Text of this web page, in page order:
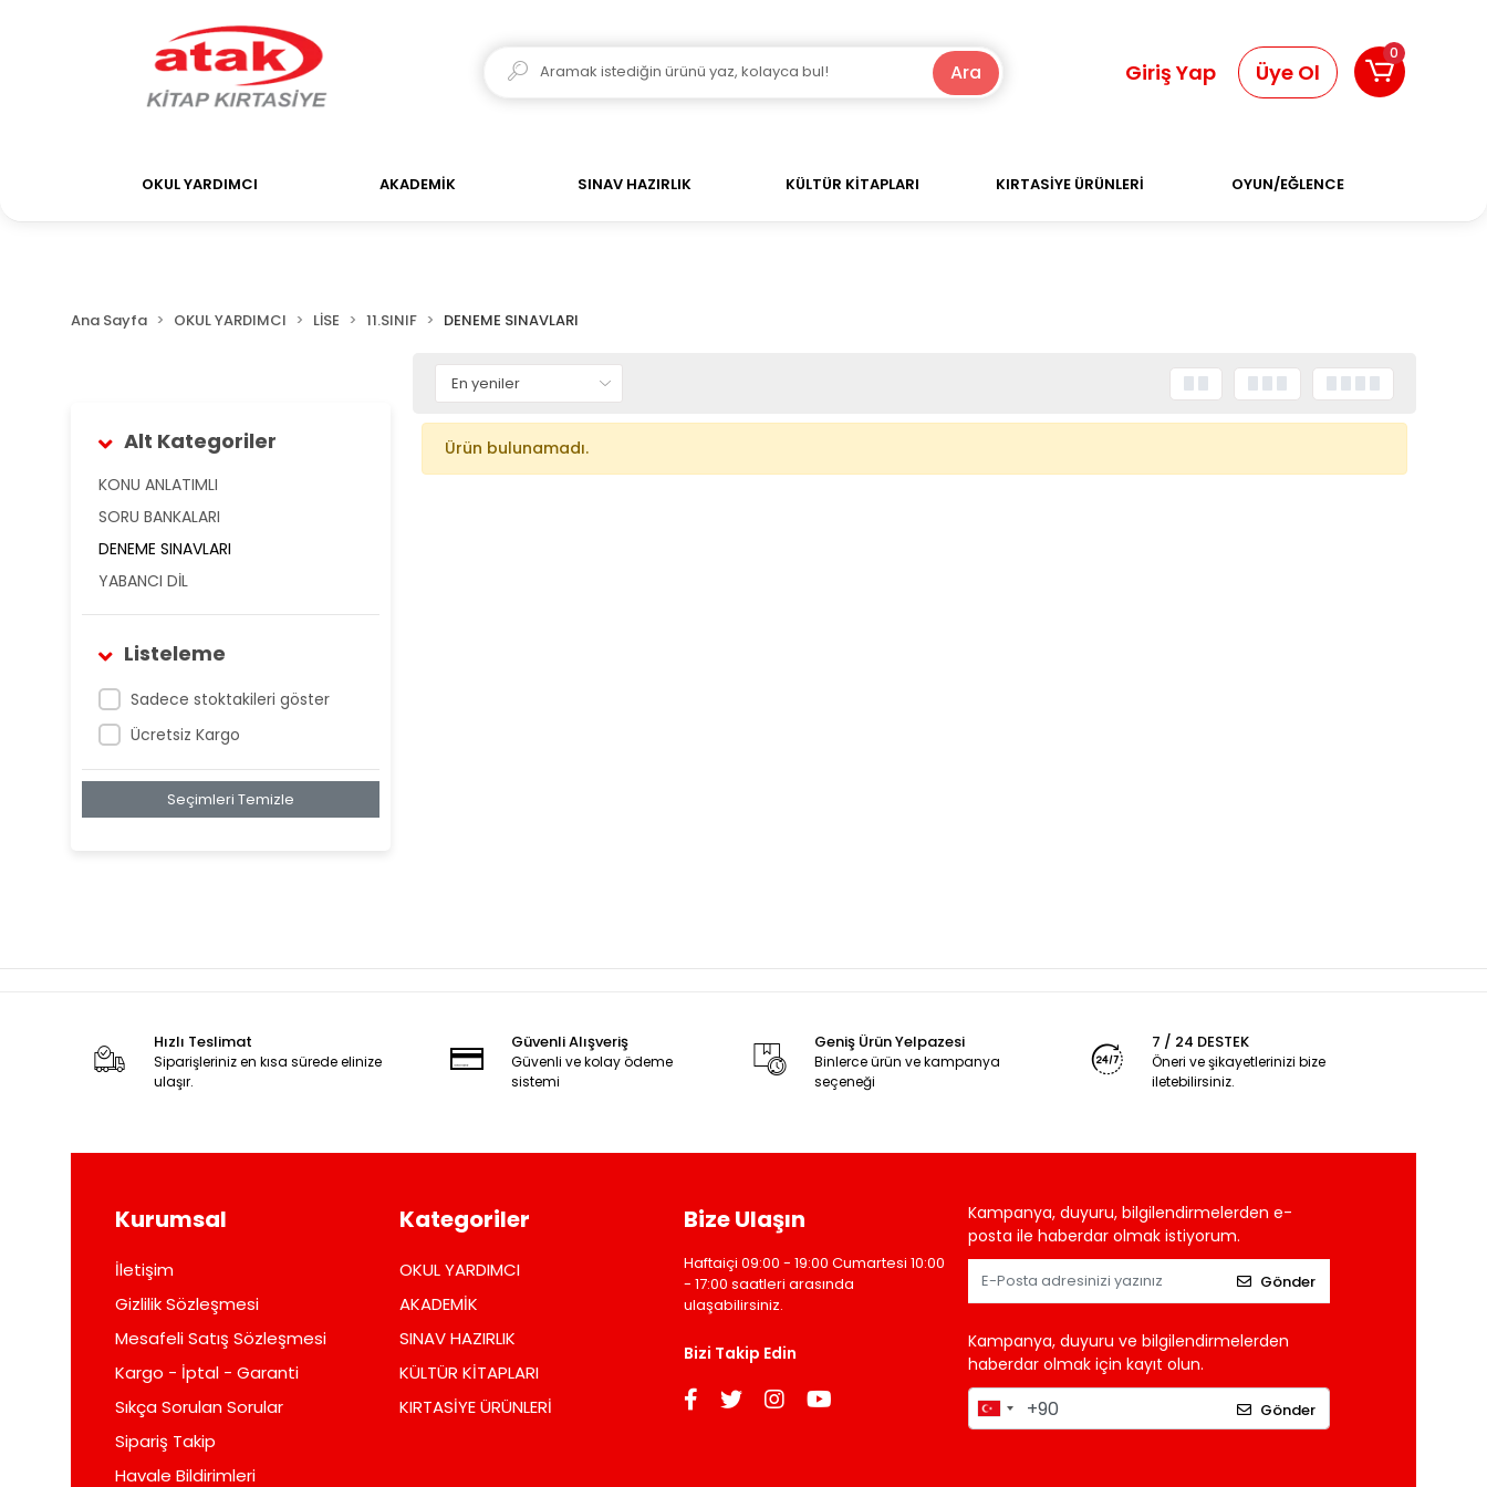
Ara Giriş Yap Üye Ol
0
OKUL YARDIMCI AKADEMİK SINAV HAZIRLIK KÜLTÜR KİTAPLARI KIRTASİYE ÜRÜNLERİ OYUN/EĞLENCE
Ana Sayfa OKUL YARDIMCI LİSE 11.SINIF DENEME SINAVLARI
Alt Kategoriler
KONU ANLATIMLI
SORU BANKALARI
DENEME SINAVLARI
YABANCI DİL
Listeleme
Sadece stoktakileri göster
Ücretsiz Kargo
Seçimleri Temizle
Ürün bulunamadı.
Hızlı Teslimat
Siparişleriniz en kısa sürede elinize
ulaşır.
Güvenli Alışveriş
Güvenli ve kolay ödeme
sistemi
Geniş Ürün Yelpazesi
Binlerce ürün ve kampanya
seçeneği
7 / 24 DESTEK
Öneri ve şikayetlerinizi bize
iletebilirsiniz.
Kurumsal
İletişim
Gizlilik Sözleşmesi
Mesafeli Satış Sözleşmesi
Kargo - İptal - Garanti
Sıkça Sorulan Sorular
Sipariş Takip
Havale Bildirimleri
Kategoriler
OKUL YARDIMCI
AKADEMİK
SINAV HAZIRLIK
KÜLTÜR KİTAPLARI
KIRTASİYE ÜRÜNLERİ
Bize Ulaşın
Haftaiçi 09:00 - 19:00 Cumartesi 10:00
- 17:00 saatleri arasında
ulaşabilirsiniz.
Bizi Takip Edin
Kampanya, duyuru, bilgilendirmelerden e-
posta ile haberdar olmak istiyorum.
Gönder
Kampanya, duyuru ve bilgilendirmelerden
haberdar olmak için kayıt olun.
Gönder